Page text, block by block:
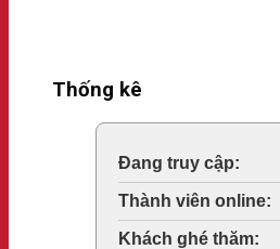
Thống kê
Online Visitors:
Today's Views:
Last 30 Days Views: